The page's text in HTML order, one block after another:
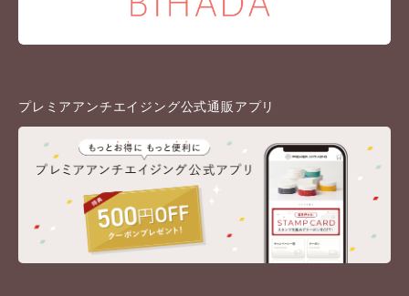
プレミアアンチエイジング公式通販アプリ